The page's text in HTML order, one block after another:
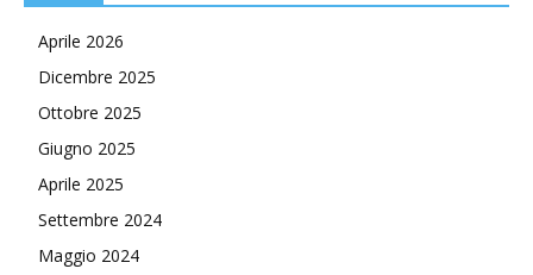
Aprile 2026
Dicembre 2025
Ottobre 2025
Giugno 2025
Aprile 2025
Settembre 2024
Maggio 2024